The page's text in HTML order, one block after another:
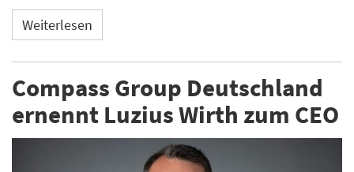
Weiterlesen
Compass Group Deutschland
ernennt Luzius Wirth zum CEO